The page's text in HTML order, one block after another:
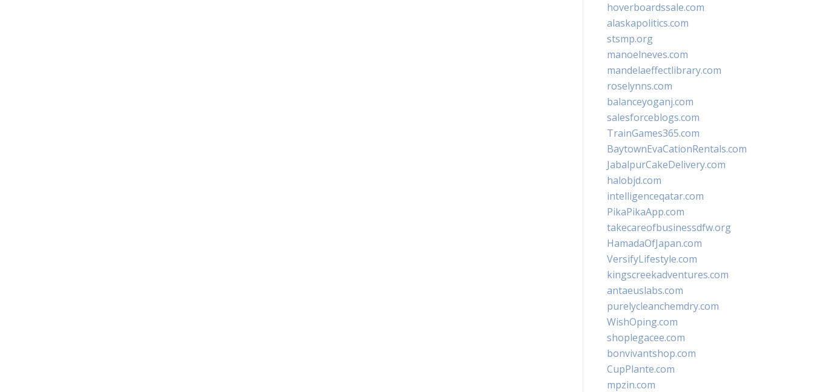
hoverboardssale.com
alaskapolitics.com
stsmp.org
manoelneves.com
mandelaeffectlibrary.com
roselynns.com
balanceyoganj.com
salesforceblogs.com
TrainGames365.com
BaytownEvaCationRentals.com
JabalpurCakeDelivery.com
halobjd.com
intelligenceqatar.com
PikaPikaApp.com
takecareofbusinessdfw.org
HamadaOfJapan.com
VersifyLifestyle.com
kingscreekadventures.com
antaeuslabs.com
purelycleanchemdry.com
WishOping.com
shoplegacee.com
bonvivantshop.com
CupPlante.com
mpzin.com